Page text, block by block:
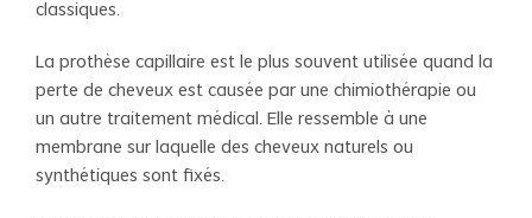
classiques.
La prothèse capillaire est le plus souvent utilisée quand la
perte de cheveux est causée par une chimiothérapie ou
un autre traitement médical. Elle ressemble à une
membrane sur laquelle des cheveux naturels ou
synthétiques sont fixés.